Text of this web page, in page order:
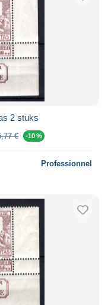
2 stuks
€ -10 %
Professionnel